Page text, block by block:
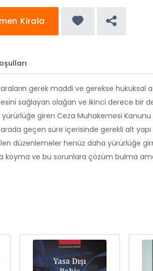
Kirala
gerek maddi ve gerekse hukuksal
sağlayan olağan ve ikinci derece bir
giren Ceza Muhakemesi
geçen süre içerisinde gerekli alt yapı
düzenlemeler henüz daha yürürlüğe
koyma ve bu sorunlara çözüm bulma